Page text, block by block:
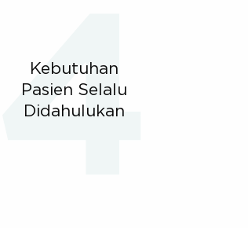
Kebutuhan
Pasien Selalu
Didahulukan